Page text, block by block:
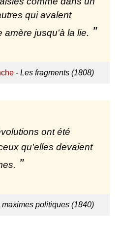
qui avalent
amère jusqu'à la lie.
- Les fragments (1808)
ont été
qu'elles devaient
maximes politiques (1840)